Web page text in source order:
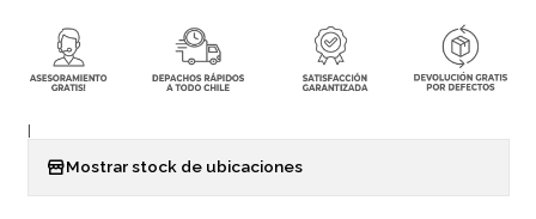
|
Mostrar stock de ubicaciones